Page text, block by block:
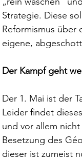
Strategie. Diese
Reformismus über
eigene,
Der Kampf geht
Der 1. Mai ist der
Leider findet
und vor allem
Besetzung des
dieser ist zumeist